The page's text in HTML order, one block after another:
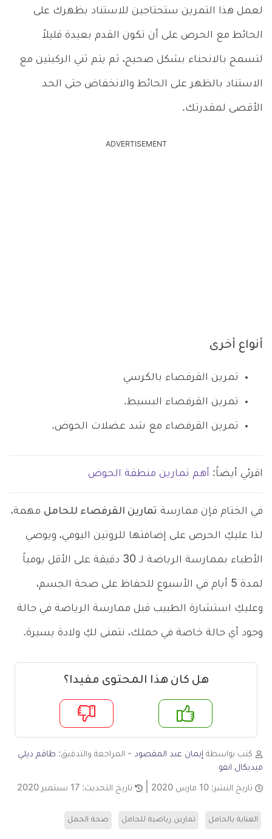
لعمل هذا التمرين ستحتاجين للاستناد بظهرك على
الحائط مع الحرص على أن تكون القدم بعيدة قليلاً
لتسمح بالانحناء بشكل صحيح، ثم يتم ثني الركبتين مع
الاستناد بالظهر على الحائط والانخفاض حتى الحد
الأقصى لمقدرتك.
ADVERTISEMENT
أنواع أخرى
تمرين القرفصاء بالكرسي
تمرين القرفصاء البسيط.
تمرين القرفصاء مع شد عضلات الحوض.
اقرئي أيضاً: أهم تمارين منطقة الحوض
في الختام فإن ممارسة تمارين القرفصاء للحامل مهمة،
لذا عليكِ الحرص على إضافتها للروتين اليومي، ويوصي
الأطباء بممارسة الرياضة لـ 30 دقيقة على الأقل يومياً
لمدة 5 أيام في الأسبوع للحفاظ على صحة الجسم،
وعليكِ استشارة الطبيب قبل ممارسة الرياضة في حالة
وجود أي حالة خاصة في حملك، نتمنى لكِ ولادة يسيرة.
هل كان هذا المحتوى مفيدا؟
لا
كتب بواسطة إيمان عبد المقصود - المراجعة والتدقيق: طاقم ديلي
ميديكال انفو
تاريخ النشر: 10 مارس 2020 تاريخ التحديث: 17 سبتمبر 2020
العناية بالحامل تمارين رياضية للحامل صحة الحمل